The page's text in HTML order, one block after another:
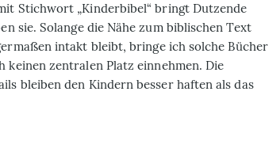
Stich­wort „Kinder­bibel“ bringt Dut­zende
sie. Solange die Nähe zum biblischen Text
intakt bleibt, bringe ich solche Bücher
keinen zentralen Platz einnehmen. Die
bleiben den Kindern besser haften als das